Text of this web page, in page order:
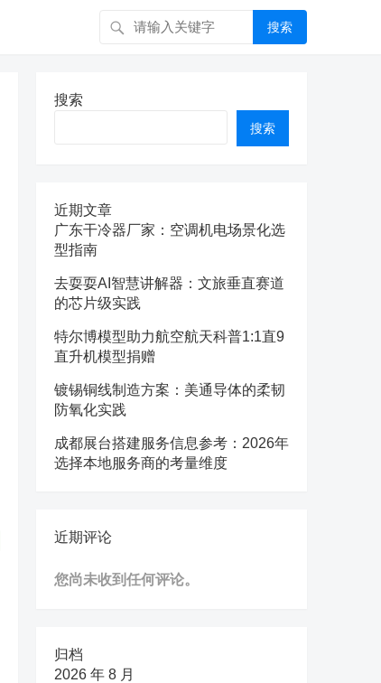
搜索
搜索
搜索
近期文章
广东干冷器厂家：空调机电场景化选
型指南
去耍耍AI智慧讲解器：文旅垂直赛道
的芯片级实践
特尔博模型助力航空航天科普1:1直9
直升机模型捐赠
镀锡铜线制造方案：美通导体的柔韧
防氧化实践
成都展台搭建服务信息参考：2026年
选择本地服务商的考量维度
近期评论
您尚未收到任何评论。
归档
2026 年 8 月